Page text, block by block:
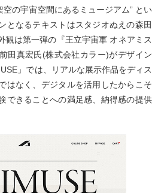
空の宇宙空間にあるミュージアム” とい
となるテキストはスタジオぬえの森田
観は第一弾の『王立宇宙軍 オネアミス
田真宏氏(株式会社カラー)がデザイン
」では、リアルな展示作品をディス
はなく、デジタルを活用したからこそ
できることへの満足感、納得感の提供